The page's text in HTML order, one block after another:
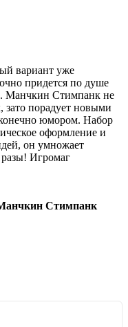
вариант уже
придется по душе
Манчкин Стимпанк не
зато порадует новыми
юмором. Набор
оформление и
он умножает
разы! Игромаг
Стимпанк